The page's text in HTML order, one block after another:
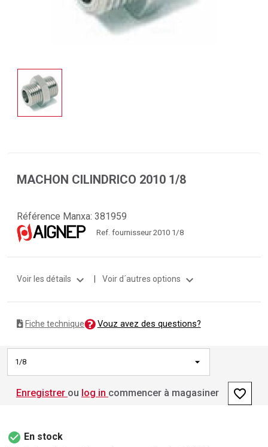
MACHON CILINDRICO 2010 1/8
Référence Manxa: 381959
Ref. fournisseur 2010 1/8
Voir les détails expand_more Voir d´autres options expand_more
Fiche technique Vouz avez des questions?
1/8
Enregistrer ou log in commencer à magasiner favorite_border
check_circle En stock